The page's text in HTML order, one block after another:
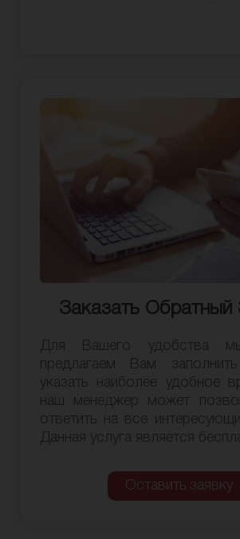
Заказать Обратный
Для Вашего удобства
предлагаем Вам
указать наиболее удобное
наш менеджер может
ответить на все
Данная услуга является
Оставить заявку